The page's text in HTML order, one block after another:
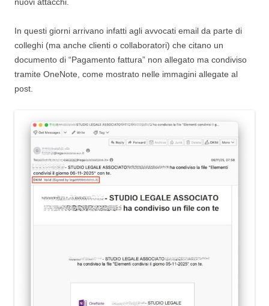
In questi giorni arrivano infatti agli avvocati email da parte di
colleghi (ma anche clienti o collaboratori) che citano un
documento di “Pagamento fattura” non allegato ma condiviso
tramite OneNote, come mostrato nelle immagini allegate al
post.